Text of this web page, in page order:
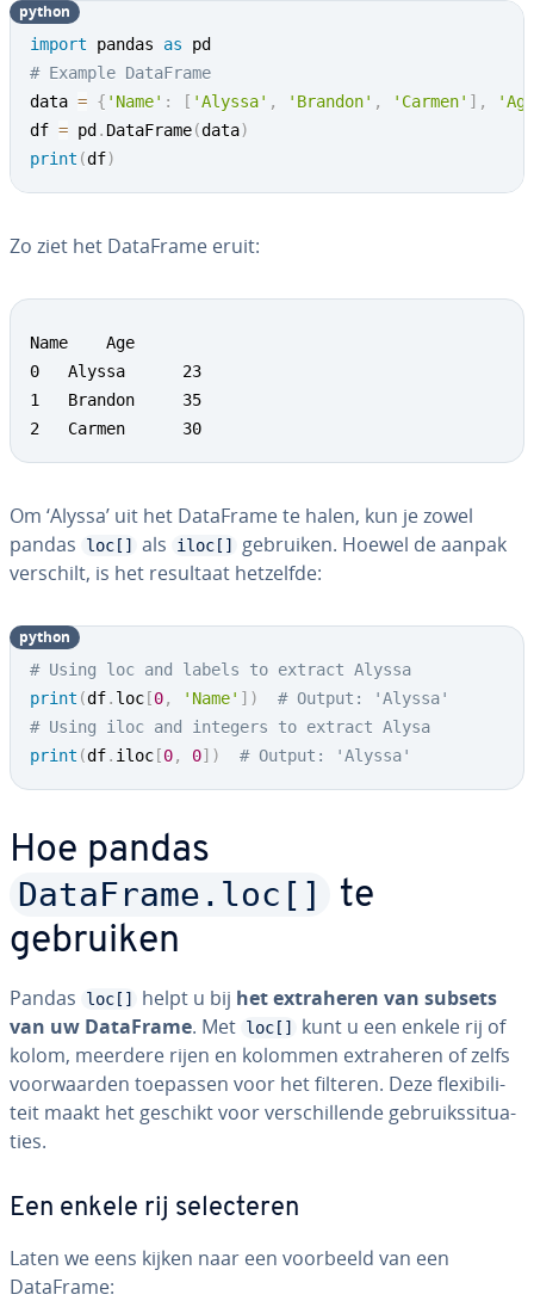
import pandas as
# Example DataFrame
data = { 'Name' : [ 'Alyssa' , 'Brandon' , 'Carmen' ] ,
df = pd . DataFrame(data)
print (df)
python
Zo ziet het DataFrame eruit:
Name    Age
0   Alyssa     	23
1 	Brandon     35
2  	Carmen     	30
Om ‘Alyssa’ uit het DataFrame te halen, kun je zowel
pandas
loc[] als iloc[]
gebruiken. Hoewel de aanpak
verschilt, is het resultaat hetzelfde:
# Using loc and labels to extract Alyssa
print (df. loc [0, 'Name' ] )
# Output: 'Alyssa'
# Using iloc and integers to extract Alysa
print (df. iloc [0, 0] ) # Output: 'Alyssa'
python
Hoe pandas
DataFrame.loc[]
te
gebruiken
Pandas loc[] helpt u bij het ex­tra­he­ren van subsets
van uw DataFrame. Met loc[]
kunt u een enkele rij of
kolom, meerdere rijen en kolommen ex­tra­he­ren of zelfs
voor­waar­den toepassen voor het filteren. Deze flexi­bi­li­
teit maakt het geschikt voor ver­schil­len­de ge­bruiks­si­tu­a­
ties.
Een enkele rij se­lec­te­ren
Laten we eens kijken naar een voorbeeld van een
DataFrame: